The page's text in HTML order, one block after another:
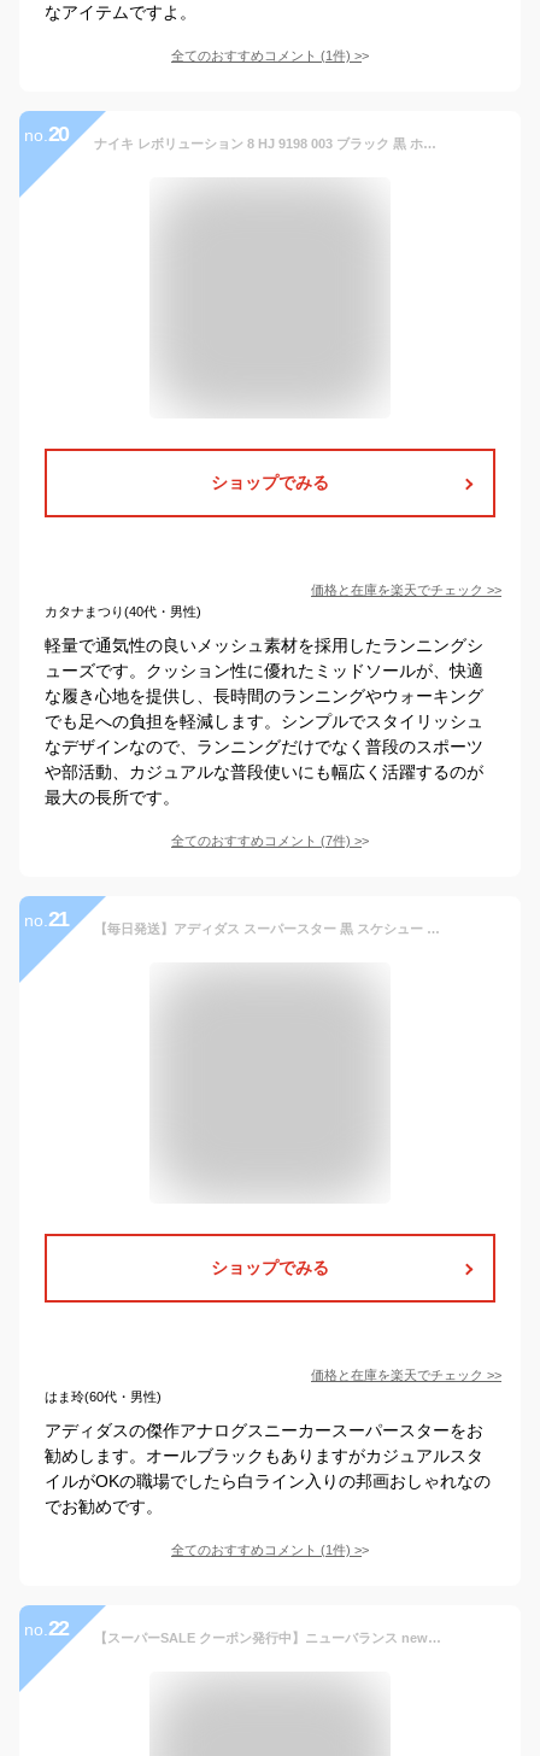
なアイテムですよ。
全てのおすすめコメント (1件) >
no. 20 ナイキ レボリューション 8 HJ 9198 003 ブラック 黒 ホワイト 白( NIKE REVOLUTION 8 HJ9198 HJ9198 -003 )【送料無料 北海道沖縄除く メンズ ランニング シューズ スニーカー 靴 シューズ メンズシューズ ランニングシューズ スポーツ 運動 部活】(後継モデル)
ショップでみる
価格と在庫を楽天でチェック >>
カタナまつり(40代・男性)
軽量で通気性の良いメッシュ素材を採用したランニングシ
ューズです。クッション性に優れたミッドソールが、快適
な履き心地を提供し、長時間のランニングやウォーキング
でも足への負担を軽減します。シンプルでスタイリッシュ
なデザインなので、ランニングだけでなく普段のスポーツ
や部活動、カジュアルな普段使いにも幅広く活躍するのが
最大の長所です。
全てのおすすめコメント (7件) >
no. 21 【毎日発送】アディダス スーパースター 黒 スケシュー ADIDAS SKATEBOARDING SUPERSTAR ADV GW6931 メンズ レディース スニーカー レザー スケートボードシューズ スケボーシューズ
ショップでみる
価格と在庫を楽天でチェック >>
はま玲(60代・男性)
アディダスの傑作アナログスニーカースーパースターをお
勧めします。オールブラックもありますがカジュアルスタ
イルがOKの職場でしたら白ライン入りの邦画おしゃれなの
でお勧めです。
全てのおすすめコメント (1件) >
no. 22 【スーパーSALE クーポン発行中】ニューバランス newbalance スニーカー メンズ スポーツ 靴 ローカット カジュアル ファッション 2E 413 v3 M413